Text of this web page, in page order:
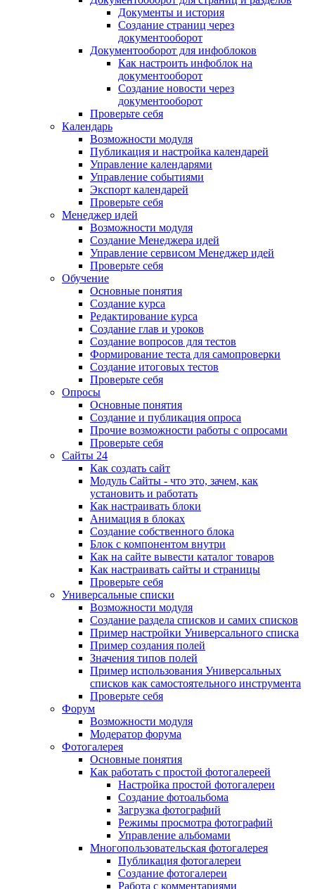
Документы и история
Создание страниц через
документооборот
Документооборот для инфоблоков
Как настроить инфоблок на
документооборот
Создание новости через
документооборот
Проверьте себя
Календарь
Возможности модуля
Публикация и настройка календарей
Управление календарями
Управление событиями
Экспорт календарей
Проверьте себя
Менеджер идей
Возможности модуля
Создание Менеджера идей
Управление сервисом Менеджер идей
Проверьте себя
Обучение
Основные понятия
Создание курса
Редактирование курса
Создание глав и уроков
Создание вопросов для тестов
Формирование теста для самопроверки
Создание итоговых тестов
Проверьте себя
Опросы
Основные понятия
Создание и публикация опроса
Прочие возможности работы с опросами
Проверьте себя
Сайты 24
Как создать сайт
Модуль Сайты - что это, зачем, как
установить и работать
Как настраивать блоки
Анимация в блоках
Создание собственного блока
Блок с компонентом внутри
Как на сайте вывести каталог товаров
Как настраивать сайты и страницы
Проверьте себя
Универсальные списки
Возможности модуля
Создание раздела списков и самих списков
Пример настройки Универсального списка
Пример создания полей
Значения типов полей
Пример использования Универсальных
списков как самостоятельного инструмента
Проверьте себя
Форум
Возможности модуля
Модератор форума
Фотогалерея
Основные понятия
Как работать с простой фотогалереей
Настройка простой фотогалереи
Создание фотоальбома
Загрузка фотографий
Режимы просмотра фотографий
Управление альбомами
Многопользовательская фотогалерея
Публикация фотогалереи
Создание фотогалереи
Работа с комментариями